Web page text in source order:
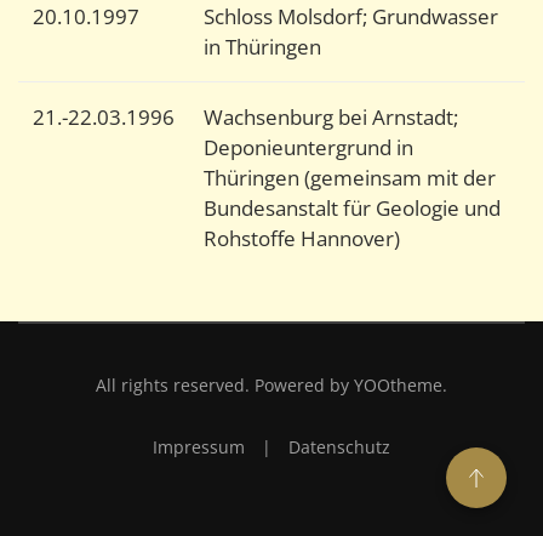
20.10.1997
Schloss Molsdorf; Grundwasser
in Thüringen
21.-22.03.1996
Wachsenburg bei Arnstadt;
Deponieuntergrund in
Thüringen (gemeinsam mit der
Bundesanstalt für Geologie und
Rohstoffe Hannover)
All rights reserved. Powered by YOOtheme.
Impressum | Datenschutz